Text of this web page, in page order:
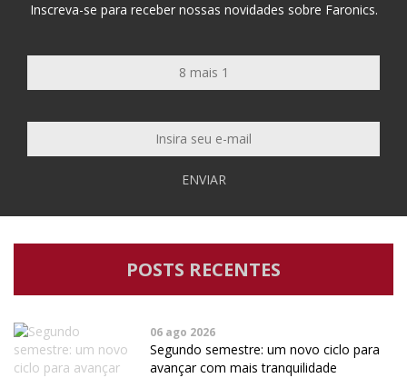
Inscreva-se para receber nossas novidades sobre Faronics.
ENVIAR
POSTS RECENTES
06 ago 2026
Segundo semestre: um novo ciclo para
avançar com mais tranquilidade